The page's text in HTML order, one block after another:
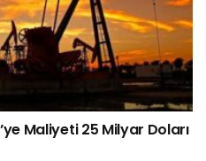
Maliyeti 25 Milyar Doları